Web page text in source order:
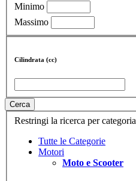
Minimo
Massimo
Cilindrata (cc)
Cerca
Restringi la ricerca per categoria
Tutte le Categorie
Motori
Moto e Scooter